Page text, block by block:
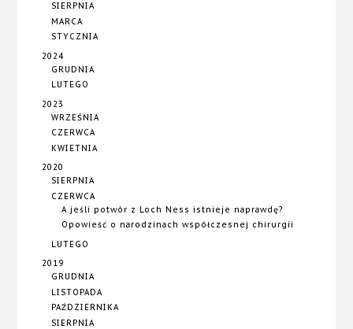
SIERPNIA
MARCA
STYCZNIA
2024
GRUDNIA
LUTEGO
2023
WRZEŚNIA
CZERWCA
KWIETNIA
2020
SIERPNIA
CZERWCA
A jeśli potwór z Loch Ness istnieje naprawdę?
Opowieść o narodzinach współczesnej chirurgii
LUTEGO
2019
GRUDNIA
LISTOPADA
PAŹDZIERNIKA
SIERPNIA